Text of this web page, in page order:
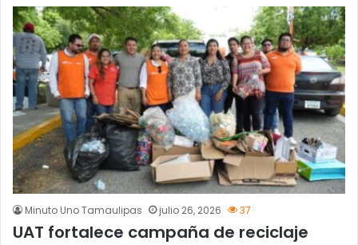
Minuto Uno Tamaulipas julio 26, 2026 37
UAT fortalece campaña de reciclaje